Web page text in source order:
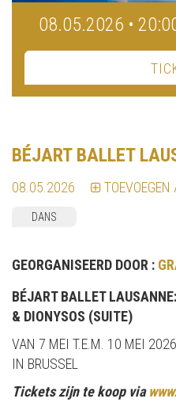
08.05.2026 •
BÉJART BALLET
08.05.2026
DANS
GEORGANISEERD DOOR :
BÉJART BALLET
& DIONYSOS (SUITE)
VAN 7 MEI T.E.M. 10 MEI
IN BRUSSEL
Tickets zijn te koop via